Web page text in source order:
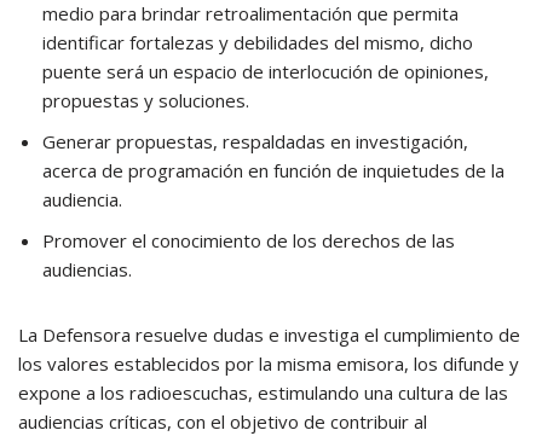
medio para brindar retroalimentación que permita
identificar fortalezas y debilidades del mismo, dicho
puente será un espacio de interlocución de opiniones,
propuestas y soluciones.
Generar propuestas, respaldadas en investigación,
acerca de programación en función de inquietudes de la
audiencia.
Promover el conocimiento de los derechos de las
audiencias.
La Defensora resuelve dudas e investiga el cumplimiento de
los valores establecidos por la misma emisora, los difunde y
expone a los radioescuchas, estimulando una cultura de las
audiencias críticas, con el objetivo de contribuir al